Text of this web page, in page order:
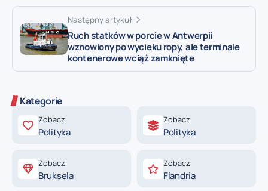
Następny artykuł
Ruch statków w porcie w Antwerpii
wznowiony po wycieku ropy, ale terminale
kontenerowe wciąż zamknięte
Kategorie
Zobacz
Polityka
Zobacz
Polityka
Zobacz
Bruksela
Zobacz
Flandria